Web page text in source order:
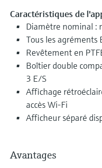
Caractéristiques de
Diamètre nominal :
Tous les agréments
Revêtement en
Boîtier double
3 E/S
Affichage
accès Wi-Fi
Afficheur séparé
Avantages